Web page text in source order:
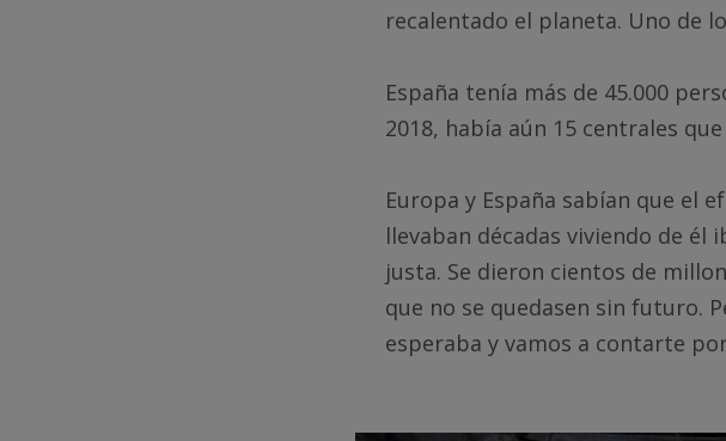
recalentado el planeta. Uno de
España tenía más de 45.000
2018, había aún 15 centrales
Europa y España sabían que el
llevaban décadas viviendo de él
justa. Se dieron cientos de
que no se quedasen sin futuro.
esperaba y vamos a contarte